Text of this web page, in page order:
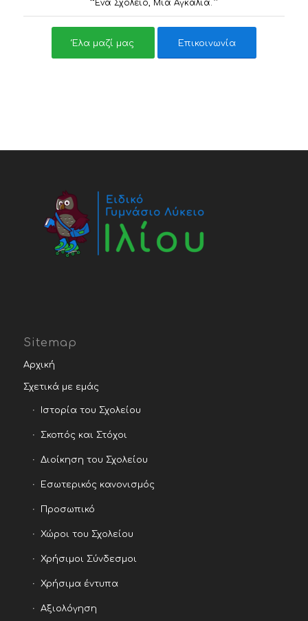
Ένα Σχολείο, Μια Αγκαλιά.
Έλα μαζί μας Επικοινωνία
Sitemap
Αρχική
Σχετικά με εμάς
Ιστορία του Σχολείου
Σκοπός και Στόχοι
Διοίκηση του Σχολείου
Εσωτερικός κανονισμός
Προσωπικό
Χώροι του Σχολείου
Χρήσιμοι Σύνδεσμοι
Χρήσιμα έντυπα
Αξιολόγηση